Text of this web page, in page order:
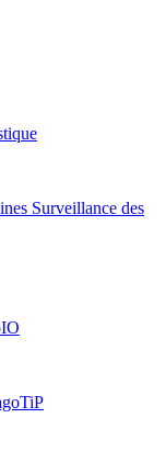
Surveillance des